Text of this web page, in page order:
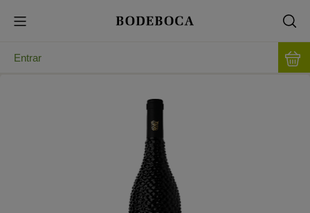
Entrar